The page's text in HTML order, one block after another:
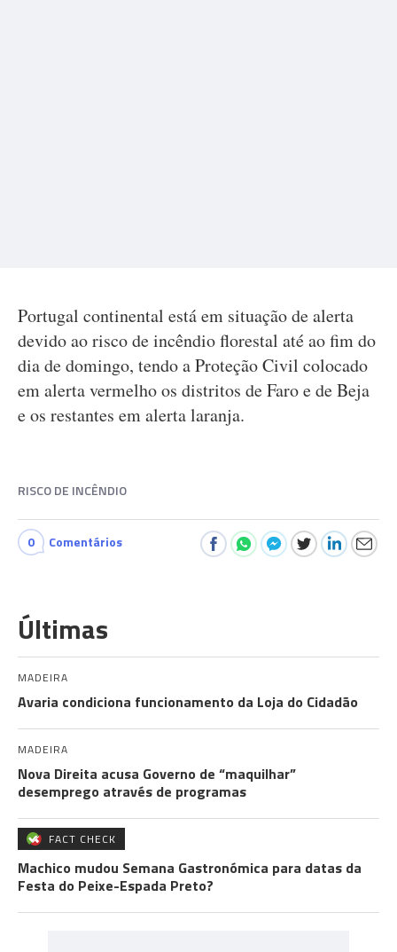
Portugal continental está em situação de alerta
devido ao risco de incêndio florestal até ao fim do
dia de domingo, tendo a Proteção Civil colocado
em alerta vermelho os distritos de Faro e de Beja
e os restantes em alerta laranja.
RISCO DE INCÊNDIO
0 Comentários
Últimas
MADEIRA
Avaria condiciona funcionamento da Loja do Cidadão
MADEIRA
Nova Direita acusa Governo de “maquilhar”
desemprego através de programas
FACT CHECK
Machico mudou Semana Gastronómica para datas da
Festa do Peixe-Espada Preto?